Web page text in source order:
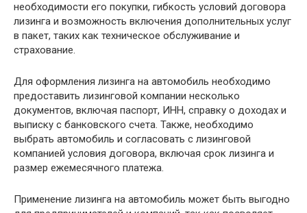
необходимости его покупки, гибкость условий договора
лизинга и возможность включения дополнительных услуг
в пакет, таких как техническое обслуживание и
страхование.
Для оформления лизинга на автомобиль необходимо
предоставить лизинговой компании несколько
документов, включая паспорт, ИНН, справку о доходах и
выписку с банковского счета. Также, необходимо
выбрать автомобиль и согласовать с лизинговой
компанией условия договора, включая срок лизинга и
размер ежемесячного платежа.
Применение лизинга на автомобиль может быть выгодно